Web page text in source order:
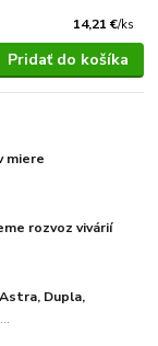
14,21 €/ks
Pridať do košíka
miere
rozvoz vivárií
Dupla,